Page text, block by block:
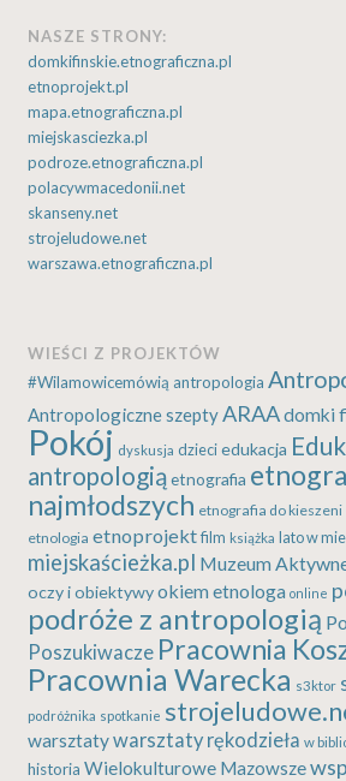
NASZE STRONY:
domkifinskie.etnograficzna.pl
etnoprojekt.pl
mapa.etnograficzna.pl
miejskasciezka.pl
podroze.etnograficzna.pl
polacywmacedonii.net
skanseny.net
strojeludowe.net
warszawa.etnograficzna.pl
WIEŚCI Z PROJEKTÓW
#Wilamowicemówią antropologia
Antropologiczne szeptyARAAdomki
Pokój dyskusja dzieci edukacja
antropologiąetnografia
najmłodszych etnografia do kieszeni
etnologia etnoprojekt film książka lato w
miejskaścieżka.pl Muzeum
oczy i obiektywyokiem etnologa online
podróże z antropologią
Poszukiwacze Pracownia
Pracownia Warecka s3ktor
podróżnika spotkanie
warsztatywarsztaty rękodzieła w
historia Wielokulturowe Mazowsze